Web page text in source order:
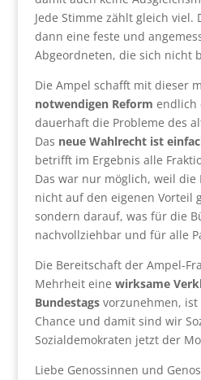
Jede Stimme zählt gleich viel.
dann eine feste und
Abgeordneten, die sich nicht
Die Ampel schafft mit dieser
notwendigen Reform endlich
dauerhaft die Probleme des
Das neue Wahlrecht ist
betrifft im Ergebnis alle
Das war nur möglich, weil
nicht auf den eigenen Vorteil
sondern darauf, was für die
nachvollziehbar und für alle
Die Bereitschaft der Ampel-
Mehrheit eine wirksame
Bundestagsvorzunehmen, ist
Chance und damit sind wir
Sozialdemokraten jetzt der
Liebe Genossinnen und